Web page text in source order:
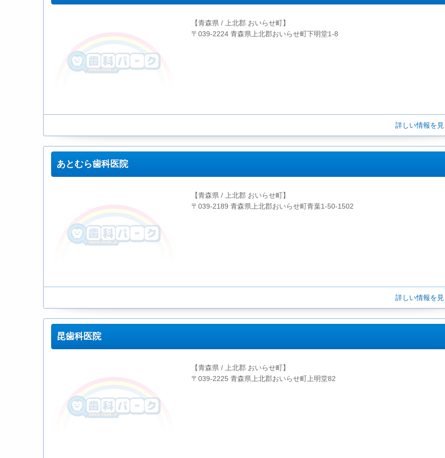
【青森県 / 上北郡 おいらせ町】
〒039-2224 青森県上北郡おいらせ町下明堂1-8
詳しい情報を
あとむら歯科医院
【青森県 / 上北郡 おいらせ町】
〒039-2189 青森県上北郡おいらせ町青葉1-50-1502
詳しい情報を
昆歯科医院
【青森県 / 上北郡 おいらせ町】
〒039-2225 青森県上北郡おいらせ町上明堂82